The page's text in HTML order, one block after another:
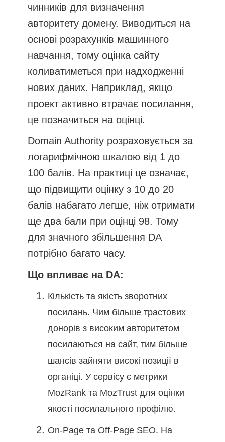
чинників для визначення
авторитету домену. Виводиться на
основі розрахунків машинного
навчання, тому оцінка сайту
коливатиметься при надходженні
нових даних. Наприклад, якщо
проект активно втрачає посилання,
це позначиться на оцінці.
Domain Authority розраховується за
логарифмічною шкалою від 1 до
100 балів. На практиці це означає,
що підвищити оцінку з 10 до 20
балів набагато легше, ніж отримати
ще два бали при оцінці 98. Тому
для значного збільшення DA
потрібно багато часу.
Що впливає на DA:
Кількість та якість зворотних
посилань. Чим більше трастових
донорів з високим авторитетом
посилаються на сайт, тим більше
шансів зайняти високі позиції в
органіці. У сервісу є метрики
MozRank та MozTrust для оцінки
якості посилального профілю.
On-Page та Off-Page SEO. На